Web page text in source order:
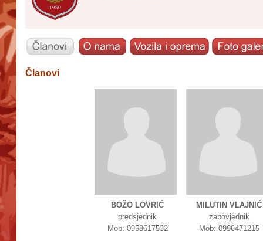
Članovi
BOŽO LOVRIĆ
predsjednik
Mob: 0958617532
MILUTIN VLAJNIĆ
zapovjednik
Mob: 0996471215